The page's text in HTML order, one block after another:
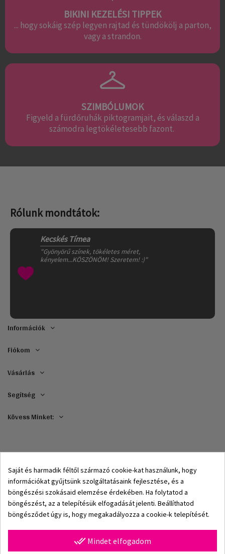
BIKINI KEZELÉSI TIPPEK
... hogy sokáig szép legyen rajtad és tündökölj a parton,
vagy a strandon.
SZIMBÓLUMOK
Figyeld a fürdőruhák piktogramjait, és válaszd a
számodra legtökéletesebb fazont.
Rólunk mondtátok:
Kecskés Tímea
"Gyönyörű színek, tökéletes méret,
kényelem...KÖSZÖNÖM! Szeretem! :)"
Információk
Fiókom
Vásárlás
Segítség
Kövess Minket:
© 2002–2026 Origami-Bikini Kft. Minden jog fenntartva.
Origami Bikini – prémium női fürdőruhák és bikinik
Saját és harmadik féltől származó cookie-kat használunk, hogy
információkat gyűjtsünk szolgáltatásaink fejlesztése, és a
böngészési szokásaid elemzése érdekében. Ha folytatod a
böngészést, az a telepítésük elfogadását jelenti. Beállíthatod
böngésződet úgy is, hogy megakadályozza a cookie-k telepítését.
done_all Mindet elfogadom